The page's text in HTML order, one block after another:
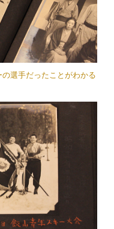
選手だったことがわかる